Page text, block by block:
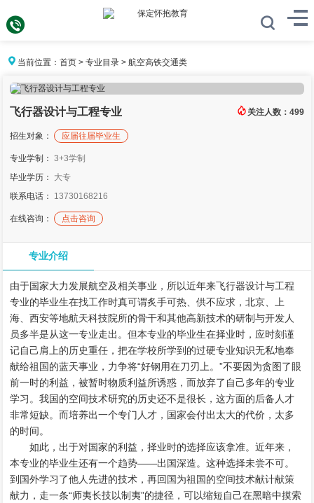
当前位置：首页 >专业目录 >航空高铁交通类
关注人数： 499
飞行器设计与工程专业
招生对象： 应届往届毕业生
专业学制：3+3学制
毕业学历： 大专
联系电话： 13730168216
在线咨询： 点击咨询
专业介绍
由于国家大力发展航空及相关事业，所以近年来飞行器设计与工程
专业的毕业生在找工作时真可谓炙手可热、供不应求，北京、上
海、西安等地航天科技院所的骨干和其他高新技术的研制与开发人
员多半是从这一专业走出。但本专业的毕业生在择业时，应时刻谨
记自己肩上的历史重任，把在学校所学到的过硬专业知识无私地奉
献给祖国的蓝天事业，力争将“好钢用在刀刃上。”不要因为贪图了眼
前一时的利益，被暂时物质利益所诱惑，而放弃了自己多年的专业
学习。我国的空间技术研究的历史还不是很长，这方面的后备人才
非常短缺。而培养出一个专门人才，国家会付出太大的代价，太多
的时间。
如此，出于对国家的利益，择业时的选择应该拿准。近年来，
本专业的毕业生还有一个趋势――出国深造。这种选择未尝不可。
到国外学习了他人先进的技术，再回国为祖国的空间技术献计献策
献力，走一条“师夷长技以制夷”的捷径，可以缩短自己在黑暗中摸索